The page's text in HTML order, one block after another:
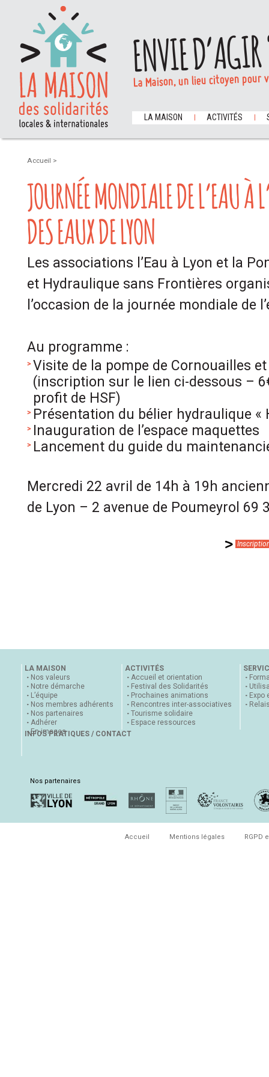
ENVIE
La Maison, un lieu citoyen
LA MAISON ACTIVITÉS
Accueil >
JOURNÉE MONDIALE DE L’EAU À
DES EAUX DE LYON
Les associations l’Eau à Lyon et la
et Hydraulique sans Frontières
l’occasion de la journée mondiale de
Au programme :
Visite de la pompe de Cornouailles
(inscription sur le lien ci-dessous –
profit de HSF)
Présentation du bélier hydraulique «
Inauguration de l’espace maquettes
Lancement du guide du
Mercredi 22 avril de 14h à 19h
de Lyon – 2 avenue de Poumeyrol 69
LA MAISON
Nos valeurs
Notre démarche
L’équipe
Nos membres adhérents
Nos partenaires
Adhérer
En images
ACTIVITÉS
Accueil et orientation
Festival des Solidarités
Prochaines animations
Rencontres inter-associatives
Tourisme solidaire
Espace ressources
Expo
INFOS PRATIQUES / CONTACT
Nos partenaires
Accueil Mentions légales RGPD